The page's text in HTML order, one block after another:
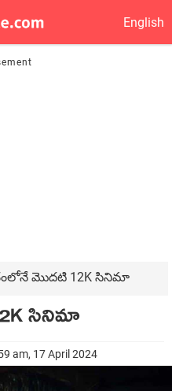
English
మొదటి 12K సినిమా
సినిమా
am, 17 April 2024